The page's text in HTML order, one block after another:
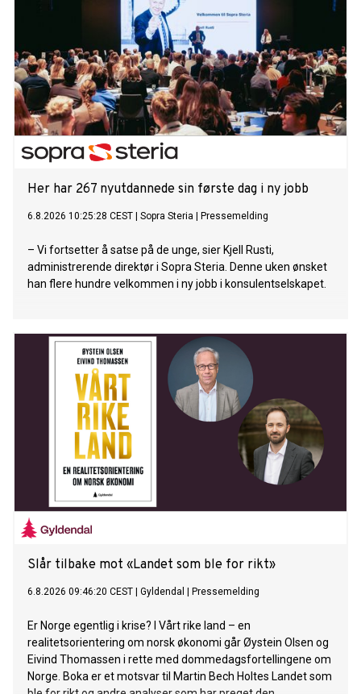
Her har 267 nyutdannede sin første dag i ny jobb
6.8.2026 10:25:28 CEST Sopra Steria Pressemelding
– Vi fortsetter å satse på de unge, sier Kjell Rusti,
administrerende direktør i Sopra Steria. Denne uken ønsket
han flere hundre velkommen i ny jobb i konsulentselskapet.
Slår tilbake mot «Landet som ble for rikt»
6.8.2026 09:46:20 CEST Gyldendal Pressemelding
Er Norge egentlig i krise? I Vårt rike land – en
realitetsorientering om norsk økonomi går Øystein Olsen og
Eivind Thomassen i rette med dommedagsfortellingene om
Norge. Boka er et motsvar til Martin Bech Holtes Landet som